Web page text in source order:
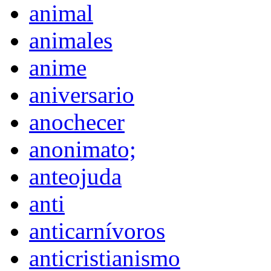
animal
animales
anime
aniversario
anochecer
anonimato;
anteojuda
anti
anticarnívoros
anticristianismo